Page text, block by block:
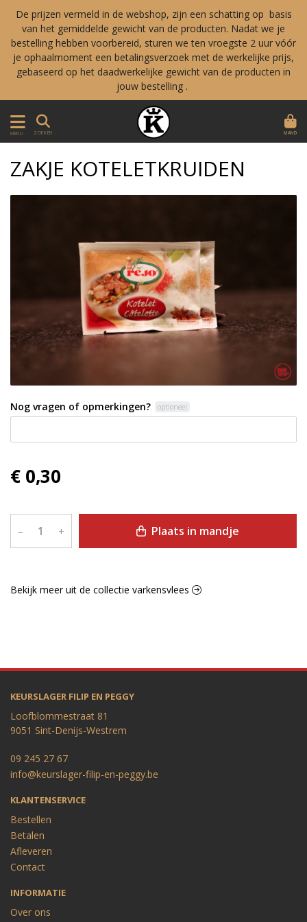
De prijzen vermeld in de webshop, zijn een schatting op basis
van het gemiddelde gewicht van de producten. Nadat we je
bestelling hebben voorbereid, sturen we ten vroegste 2 uur vóór
je ophaalmoment een betalingsverzoek met de werkelijke prijs,
gebaseerd op het daadwerkelijke gewicht van de producten in
jouw bestelling .
MENU ZOEKEN MAND
ZAKJE KOTELETKRUIDEN
Nog vragen of opmerkingen? optioneel
€ 0,30
– + Plaats in mandje
Bekijk meer uit de collectie varkensvlees
KEURSLAGER FILIP EN PEGGY
Loofblommestraat 81
9051 Sint-Denijs-Westrem
09 245 27 67
info@keurslager-filip-en-peggy.be
KLANTENSERVICE
Bestellen
Betalen
Afleveren
Contact
INFORMATIE
Over ons